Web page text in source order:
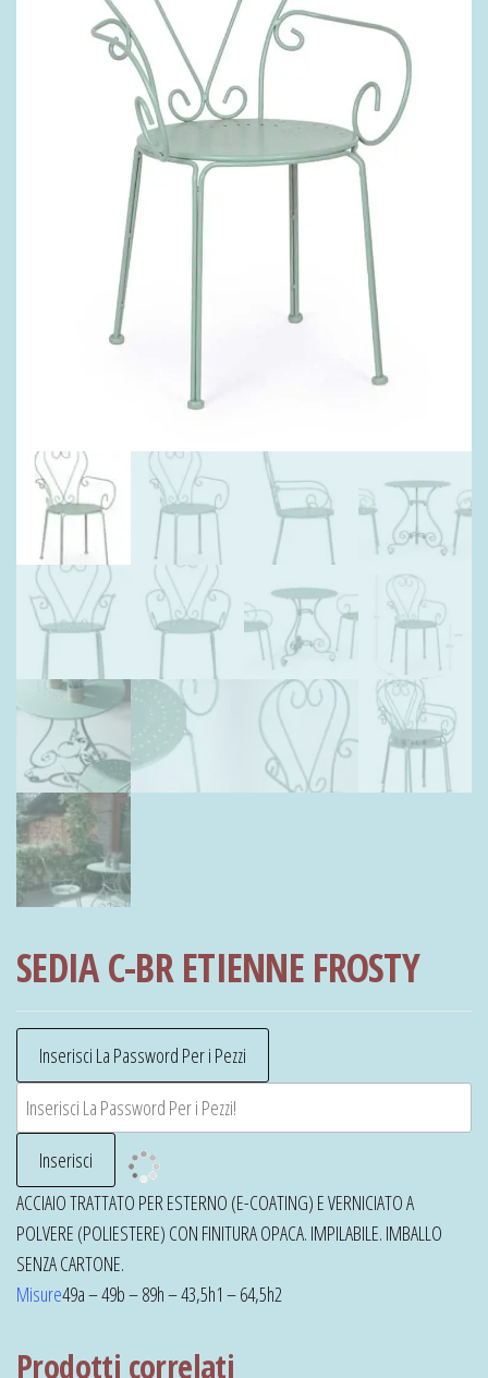
SEDIA C-BR ETIENNE FROSTY
ACCIAIO TRATTATO PER ESTERNO (E-COATING) E VERNICIATO A
POLVERE (POLIESTERE) CON FINITURA OPACA. IMPILABILE. IMBALLO
SENZA CARTONE.
Misure49a – 49b – 89h – 43,5h1 – 64,5h2
Prodotti correlati